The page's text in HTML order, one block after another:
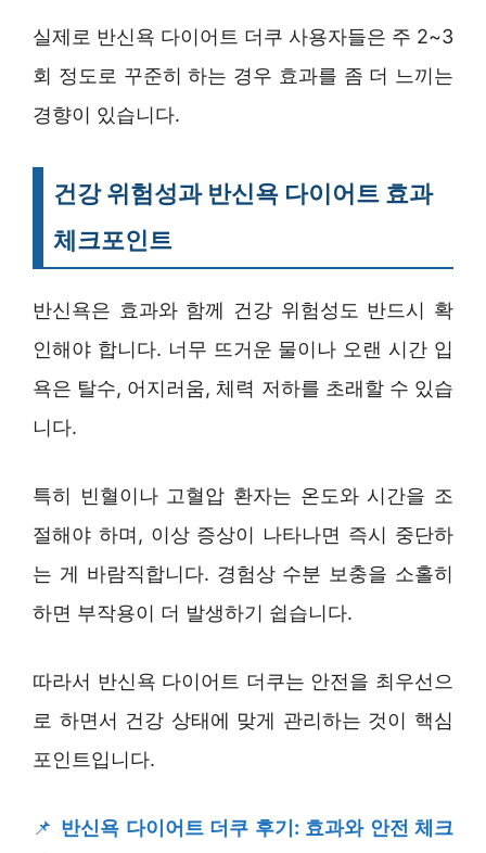
실제로 반신욕 다이어트 더쿠 사용자들은 주 2~3
회 정도로 꾸준히 하는 경우 효과를 좀 더 느끼는
경향이 있습니다.
건강 위험성과 반신욕 다이어트 효과
체크포인트
반신욕은 효과와 함께 건강 위험성도 반드시 확
인해야 합니다. 너무 뜨거운 물이나 오랜 시간 입
욕은 탈수, 어지러움, 체력 저하를 초래할 수 있습
니다.
특히 빈혈이나 고혈압 환자는 온도와 시간을 조
절해야 하며, 이상 증상이 나타나면 즉시 중단하
는 게 바람직합니다. 경험상 수분 보충을 소홀히
하면 부작용이 더 발생하기 쉽습니다.
따라서 반신욕 다이어트 더쿠는 안전을 최우선으
로 하면서 건강 상태에 맞게 관리하는 것이 핵심
포인트입니다.
📌 반신욕 다이어트 더쿠 후기: 효과와 안전 체크